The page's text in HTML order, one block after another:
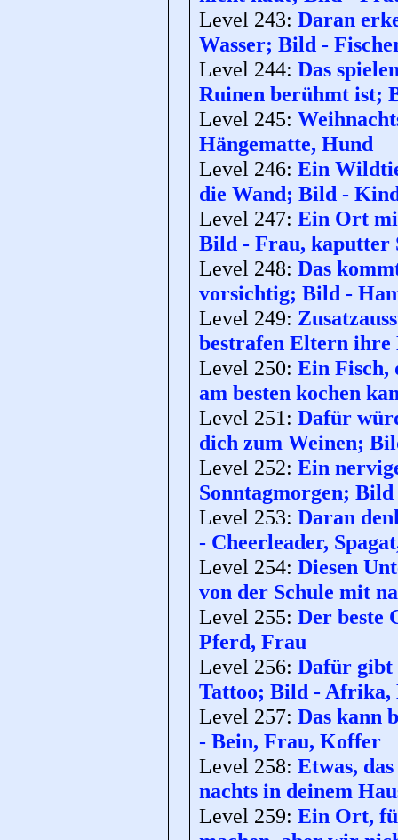
Level 243: Daran
Wasser; Bild -
Level 244: Das
Ruinen berühmt ist;
Level 245:
Hängematte, Hund
Level 246: Ein
die Wand; Bild -
Level 247: Ein Ort
Bild - Frau, kaputter
Level 248: Das
vorsichtig; Bild -
Level 249:
bestrafen Eltern
Level 250: Ein Fisch,
am besten kochen
Level 251: Dafür
dich zum Weinen;
Level 252: Ein
Sonntagmorgen;
Level 253: Daran
- Cheerleader,
Level 254: Diesen
von der Schule mit
Level 255: Der beste
Pferd, Frau
Level 256: Dafür gibt
Tattoo; Bild - Afrika,
Level 257: Das kann
- Bein, Frau, Koffer
Level 258: Etwas,
nachts in deinem
Level 259: Ein Ort,